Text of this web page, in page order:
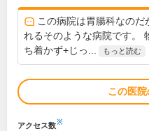
この病院は胃腸科なのだ
れるそのような病院です。
ち着かず+じっ...
もっと読む
この医
アクセス数※